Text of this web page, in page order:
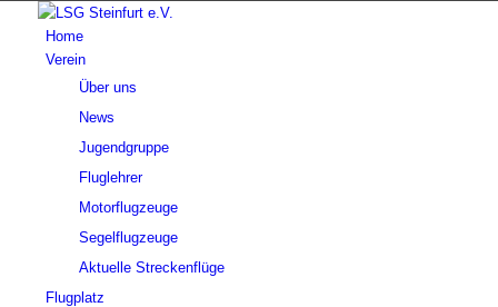
Home
Verein
Über uns
News
Jugendgruppe
Fluglehrer
Motorflugzeuge
Segelflugzeuge
Aktuelle Streckenflüge
Flugplatz